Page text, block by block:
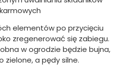
elementów po przycięciu
zregenerować się zabiegu.
w ogrodzie będzie bujna,
zielone, a pędy silne.